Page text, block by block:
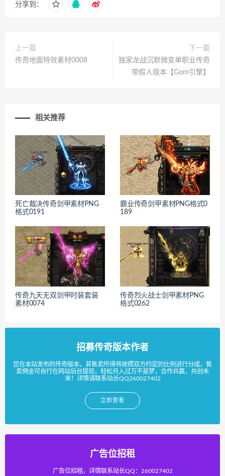
分享到：
上一篇
传奇地面特效素材0008
下一篇
独家龙战沉默微变单职业传奇
带假人版本【Gom引擎】
相关推荐
死亡裁决传奇剑甲素材PNG
格式0191
霸业传奇剑甲素材PNG格式0
189
传奇九天无双剑甲时装套装
素材0074
传奇烈火战士剑甲素材PNG
格式0262
招募传奇版本作者
您在本站发布的传奇版本，其售卖所得将按照双方约定的比例进行分成，售
卖佣金可自行在网站后台提现，轻松月入过万不是梦，合作共赢，共创未
来！详情请联系站长QQ260027402
立即查看
广告位招租
广告位招租，详情联系站长QQ：260027402